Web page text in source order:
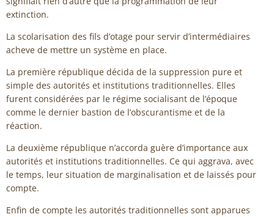
extinction.
La scolarisation des fils d’otage pour servir d’intermédiaires
acheve de mettre un système en place.
La première république décida de la suppression pure et
simple des autorités et institutions traditionnelles. Elles
furent considérées par le régime socialisant de l’époque
comme le dernier bastion de l’obscurantisme et de la
réaction.
La deuxième république n’accorda guère d’importance aux
autorités et institutions traditionnelles. Ce qui aggrava, avec
le temps, leur situation de marginalisation et de laissés pour
compte.
Enfin de compte les autorités traditionnelles sont apparues